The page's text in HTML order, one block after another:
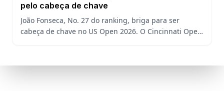
pelo cabeça de chave
João Fonseca, No. 27 do ranking, briga para ser
cabeça de chave no US Open 2026. O Cincinnati Open